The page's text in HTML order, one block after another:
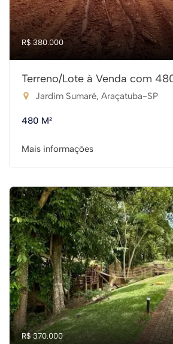
R$ 380.000
Terreno/Lote à Venda com
Jardim Sumaré, Araçatuba-SP
480 M²
Mais informações
R$ 370.000